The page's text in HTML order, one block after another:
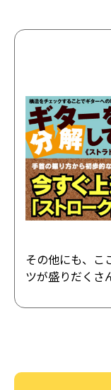
その他にも、こ
ツが盛りだくさ